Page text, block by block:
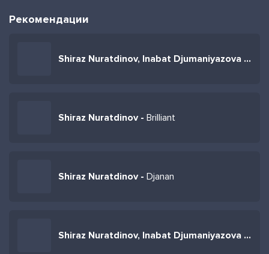
Рекомендации
Shiraz Nuratdinov, Inabat Djumaniyazova -
Shiraz Nuratdinov - Brilliant
Shiraz Nuratdinov - Djanan
Shiraz Nuratdinov, Inabat Djumaniyazova -